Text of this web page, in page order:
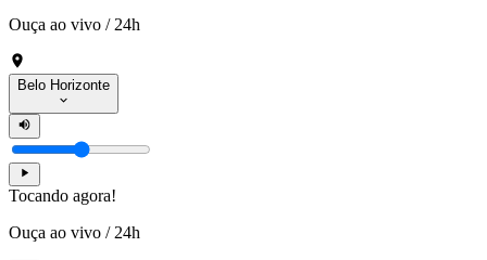
Ouça ao vivo / 24h
Belo Horizonte
Tocando agora!
Ouça ao vivo / 24h